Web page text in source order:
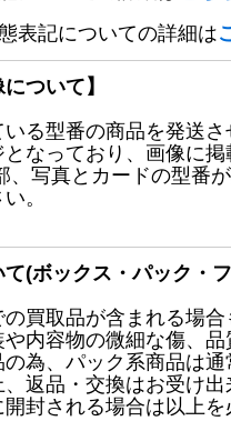
表記についての詳細は
ついて】
る型番の商品を発送さ
なっており、画像に
、写真とカードの型番
。
て(ボックス・パック・
買取品が含まれる場合
内容物の微細な傷、品
為、パック系商品は
返品・交換はお受け出
封される場合は以上